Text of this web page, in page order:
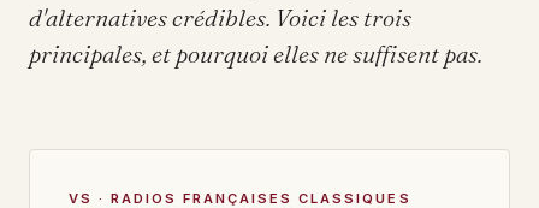
d'alternatives crédibles. Voici les trois
principales, et pourquoi elles ne suffisent pas.
VS · RADIOS FRANÇAISES CLASSIQUES